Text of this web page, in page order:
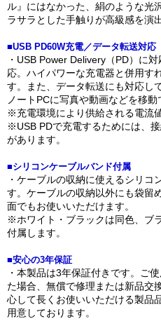
ル』にはなかった、絹のような光
ラサラとした手触りが高級感を演
■USB PD60W充電／データ転送対応
・USB Power Delivery（PD）に
応。ハイパワーな充電器と併用す
す。また、データ転送にも対応し
ノートPCに写真や動画などを移動
※充電環境により供給される電流
※USB PDで充電するためには、
があります。
■シリコンケーブルバンド付属
・ケーブルの収納に使えるシリコ
す。ケーブルの収納以外にも袋留
面でもお使いいただけます。
※ホワイト・ブラックは同色、ブ
付属します。
■安心の3年保証
・本製品は3年保証付きです。ご
た場合、無償で修理または新品交
心して長くお使いいただける製品
用意しております。